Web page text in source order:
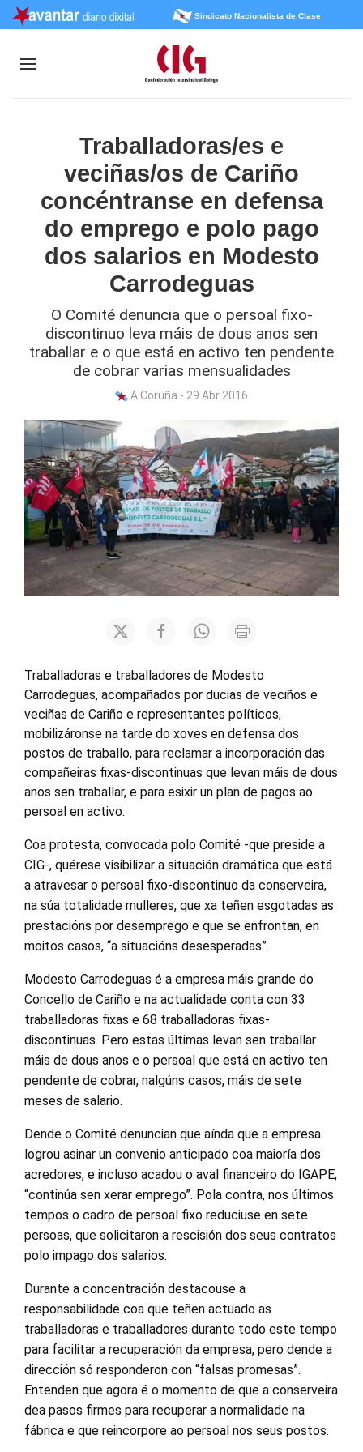
Sindicato Nacionalista de Clase
Traballadoras/es e
veciñas/os de Cariño
concéntranse en defensa
do emprego e polo pago
dos salarios en Modesto
Carrodeguas
O Comité denuncia que o persoal fixo-
discontinuo leva máis de dous anos sen
traballar e o que está en activo ten pendente
de cobrar varias mensualidades
A Coruña - 29 Abr 2016
Traballadoras e traballadores de Modesto
Carrodeguas, acompañados por ducias de veciños e
veciñas de Cariño e representantes políticos,
mobilizáronse na tarde do xoves en defensa dos
postos de traballo, para reclamar a incorporación das
compañeiras fixas-discontinuas que levan máis de dous
anos sen traballar, e para esixir un plan de pagos ao
persoal en activo.
Coa protesta, convocada polo Comité -que preside a
CIG-, quérese visibilizar a situación dramática que está
a atravesar o persoal fixo-discontinuo da conserveira,
na súa totalidade mulleres, que xa teñen esgotadas as
prestacións por desemprego e que se enfrontan, en
moitos casos, “a situacións desesperadas”.
Modesto Carrodeguas é a empresa máis grande do
Concello de Cariño e na actualidade conta con 33
traballadoras fixas e 68 traballadoras fixas-
discontinuas. Pero estas últimas levan sen traballar
máis de dous anos e o persoal que está en activo ten
pendente de cobrar, nalgúns casos, máis de sete
meses de salario.
Dende o Comité denuncian que aínda que a empresa
logrou asinar un convenio anticipado coa maioría dos
acredores, e incluso acadou o aval financeiro do IGAPE,
“continúa sen xerar emprego”. Pola contra, nos últimos
tempos o cadro de persoal fixo reduciuse en sete
persoas, que solicitaron a rescisión dos seus contratos
polo impago dos salarios.
Durante a concentración destacouse a
responsabilidade coa que teñen actuado as
traballadoras e traballadores durante todo este tempo
para facilitar a recuperación da empresa, pero dende a
dirección só responderon con “falsas promesas”.
Entenden que agora é o momento de que a conserveira
dea pasos firmes para recuperar a normalidade na
fábrica e que reincorpore ao persoal nos seus postos.